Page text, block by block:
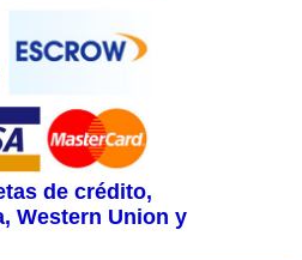
de crédito,
Western Union y